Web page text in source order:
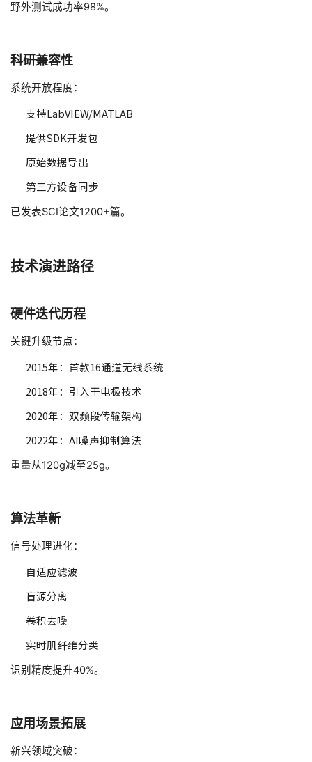
野外测试成功率98%。
科研兼容性
系统开放程度：
支持LabVIEW/MATLAB
提供SDK开发包
原始数据导出
第三方设备同步
已发表SCI论文1200+篇。
技术演进路径
硬件迭代历程
关键升级节点：
2015年：首款16通道无线系统
2018年：引入干电极技术
2020年：双频段传输架构
2022年：AI噪声抑制算法
重量从120g减至25g。
算法革新
信号处理进化：
自适应滤波
盲源分离
卷积去噪
实时肌纤维分类
识别精度提升40%。
应用场景拓展
新兴领域突破：